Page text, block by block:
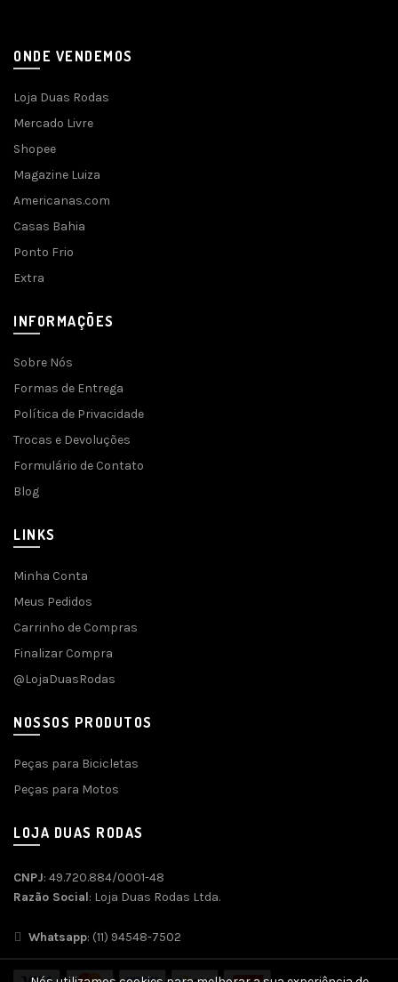
ONDE VENDEMOS
Loja Duas Rodas
Mercado Livre
Shopee
Magazine Luiza
Americanas.com
Casas Bahia
Ponto Frio
Extra
INFORMAÇÕES
Sobre Nós
Formas de Entrega
Política de Privacidade
Trocas e Devoluções
Formulário de Contato
Blog
LINKS
Minha Conta
Meus Pedidos
Carrinho de Compras
Finalizar Compra
@LojaDuasRodas
NOSSOS PRODUTOS
Peças para Bicicletas
Peças para Motos
LOJA DUAS RODAS
CNPJ: 49.720.884/0001-48
Razão Social: Loja Duas Rodas Ltda.
Whatsapp: (11) 94548-7502